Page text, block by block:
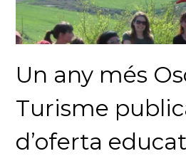
Un any més
Turisme
d’oferta